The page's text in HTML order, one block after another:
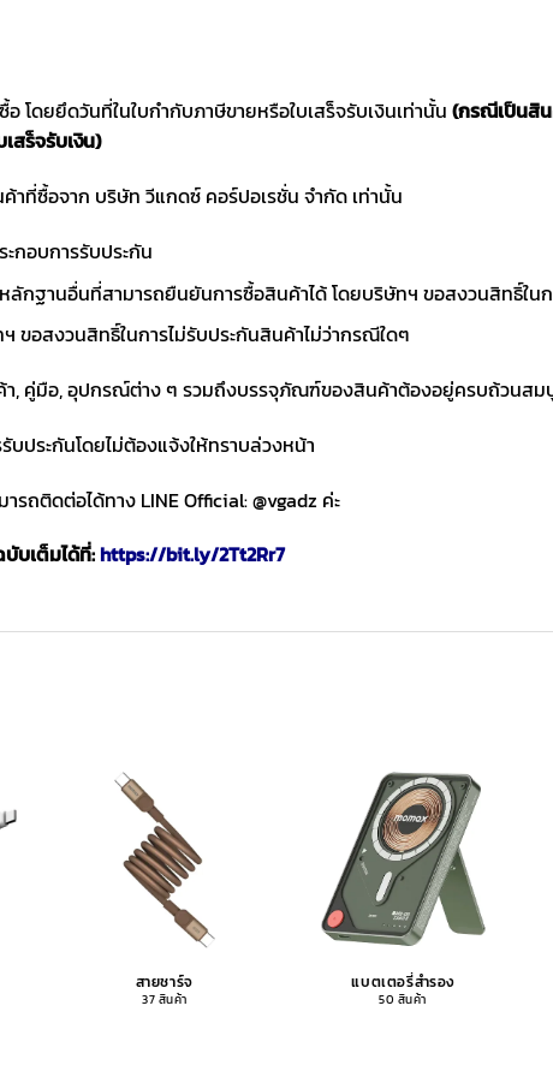
โดยยึดวันที่ในใบกำกับภาษีขายหรือใบเสร็จรับเงินเท่านั้น (กรณีเป็นสิ
สร็จรับเงิน)
าที่ซื้อจาก บริษัท วีแกดซ์ คอร์ปอเรชั่น จำกัด เท่านั้น
กอบการรับประกัน
กฐานอื่นที่สามารถยืนยันการซื้อสินค้าได้ โดยบริษัทฯ ขอสงวนสิทธิ์ใน
ขอสงวนสิทธิ์ในการไม่รับประกันสินค้าไม่ว่ากรณีใดๆ
, คู่มือ, อุปกรณ์ต่าง ๆ รวมถึงบรรจุภัณฑ์ของสินค้าต้องอยู่ครบถ้วนส
ประกันโดยไม่ต้องแจ้งให้ทราบล่วงหน้า
ถติดต่อได้ทาง LINE Official: @vgadz ค่ะ
บับเต็มได้ที่:https://bit.ly/2Tt2Rr7
สายชาร์จ
37 สินค้า
แบตเตอรี่สำรอง
50 สินค้า